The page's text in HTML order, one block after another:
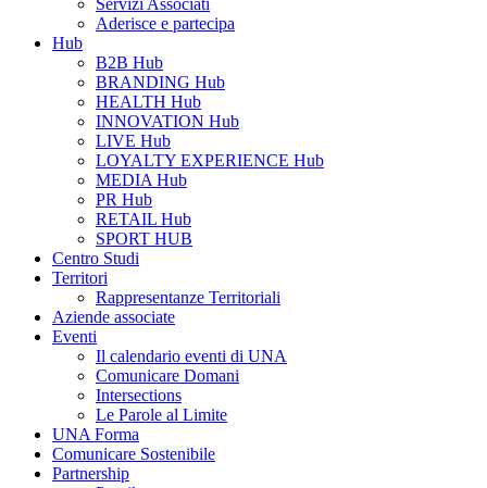
Servizi Associati
Aderisce e partecipa
Hub
B2B Hub
BRANDING Hub
HEALTH Hub
INNOVATION Hub
LIVE Hub
LOYALTY EXPERIENCE Hub
MEDIA Hub
PR Hub
RETAIL Hub
SPORT HUB
Centro Studi
Territori
Rappresentanze Territoriali
Aziende associate
Eventi
Il calendario eventi di UNA
Comunicare Domani
Intersections
Le Parole al Limite
UNA Forma
Comunicare Sostenibile
Partnership